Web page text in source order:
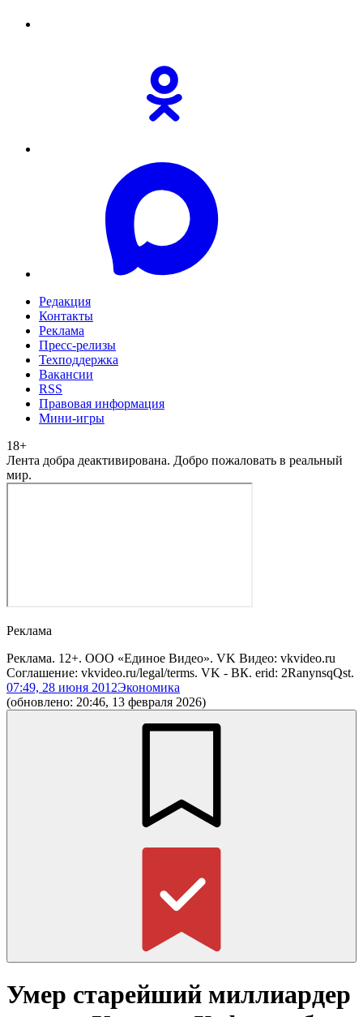
Редакция
Контакты
Реклама
Пресс-релизы
Техподдержка
Вакансии
RSS
Правовая информация
Мини-игры
18+
Лента добра деактивирована. Добро пожаловать в реальный
мир.
Реклама
Реклама. 12+. ООО «Единое Видео». VK Видео: vkvideo.ru
Соглашение: vkvideo.ru/legal/terms. VK - ВК. erid: 2RanynsqQst.
07:49, 28 июня 2012Экономика
(обновлено: 20:46, 13 февраля 2026)
Умер старейший миллиардер